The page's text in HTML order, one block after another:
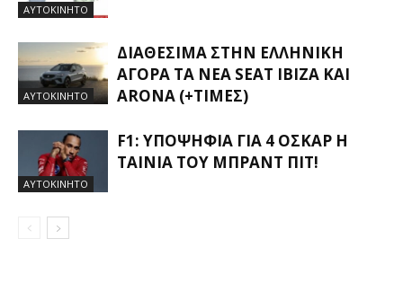
ΑΥΤΟΚΙΝΗΤΟ
ΑΥΤΟΚΙΝΗΤΟ
ΔΙΑΘΈΣΙΜΑ ΣΤΗΝ ΕΛΛΗΝΙΚΉ
ΑΓΟΡΆ ΤΑ ΝΈΑ SEAT IBIZA ΚΑΙ
ARONA (+ΤΙΜΈΣ)
ΑΥΤΟΚΙΝΗΤΟ
F1: ΥΠΟΨΉΦΙΑ ΓΙΑ 4 ΌΣΚΑΡ Η
ΤΑΙΝΊΑ ΤΟΥ ΜΠΡΑΝΤ ΠΙΤ!